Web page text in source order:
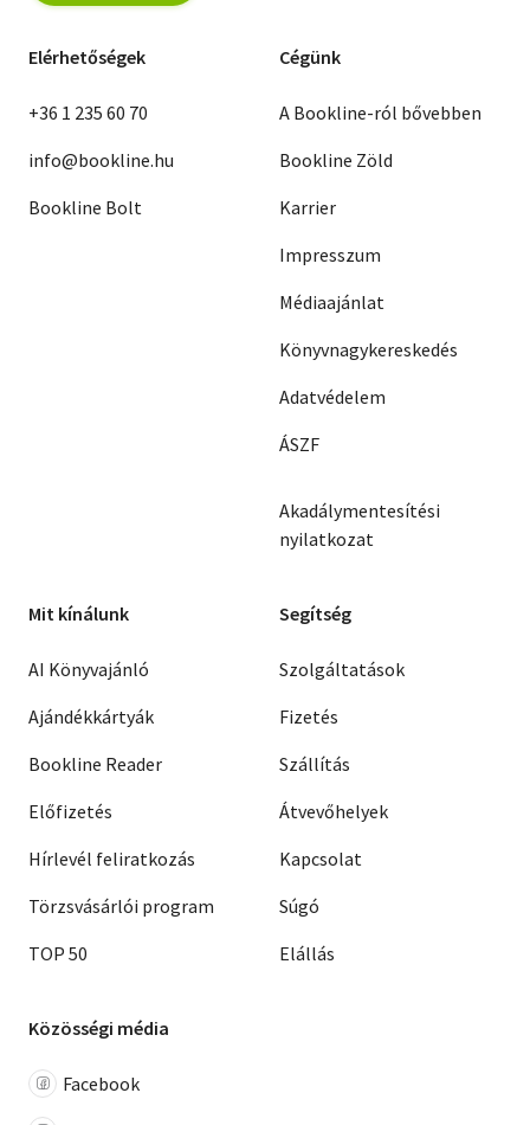
Elérhetőségek
+36 1 235 60 70
info@bookline.hu
Bookline Bolt
Cégünk
A Bookline-ról bővebben
Bookline Zöld
Karrier
Impresszum
Médiaajánlat
Könyvnagykereskedés
Adatvédelem
ÁSZF
Akadálymentesítési
nyilatkozat
Mit kínálunk
AI Könyvajánló
Ajándékkártyák
Bookline Reader
Előfizetés
Hírlevél feliratkozás
Törzsvásárlói program
TOP 50
Segítség
Szolgáltatások
Fizetés
Szállítás
Átvevőhelyek
Kapcsolat
Súgó
Elállás
Közösségi média
Facebook